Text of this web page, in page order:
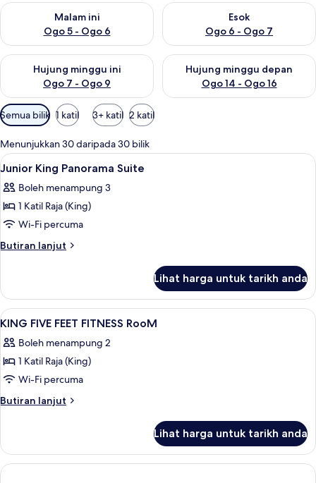
Malam ini
Ogo 5 - Ogo 6
Semak ketersediaan untuk malam ini Ogo 5 - Ogo 6
Esok
Ogo 6 - Ogo 7
Semak ketersediaan untuk
Hujung minggu ini
Ogo 7 - Ogo 9
Semak ketersediaan untuk hujung minggu ini Ogo 7 - Ogo 9
Hujung minggu depan
Ogo 14 - Ogo 16
Semak ketersediaan untuk
Penapis
yang
tersedia
untuk
bilik
Semua bilik 1 katil 3+ katil 2 katil
Menunjukkan 30 daripada 30 bilik
Lihat
semua
foto
untuk
Junior
King
Peralatan tempat tidur premium, peti
21
Junior King Panorama Suite
Boleh menampung 3
1 Katil Raja (King)
Wi-Fi percuma
Butiran lanjut
Butiran
King
Panorama
Suite
Lihat harga untuk tarikh anda
Lihat
semua
foto
untuk
KING
FIVE
RooM
Peralatan tempat tidur premium, peti
14
KING FIVE FEET FITNESS RooM
Boleh menampung 2
1 Katil Raja (King)
Wi-Fi percuma
Butiran lanjut
Butiran
FIVE
FEET
FITNESS
Lihat harga untuk tarikh anda